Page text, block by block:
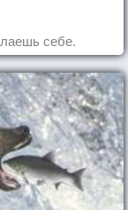
себе.